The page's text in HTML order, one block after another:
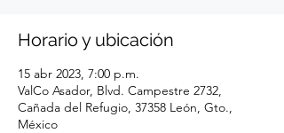
Horario y ubicación
15 abr 2023, 7:00 p.m.
ValCo Asador, Blvd. Campestre 2732,
Cañada del Refugio, 37358 León, Gto.,
México